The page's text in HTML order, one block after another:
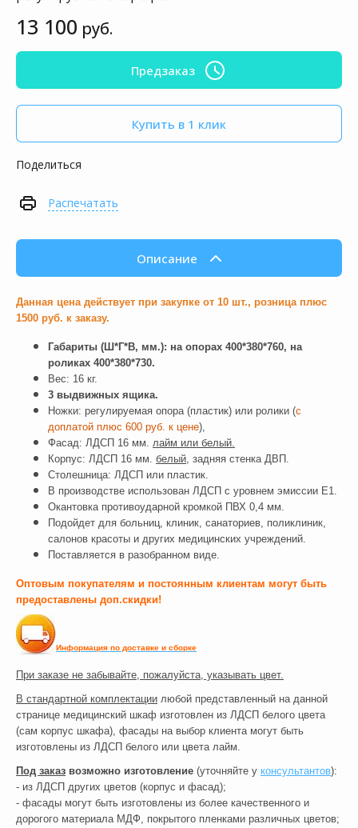
13 100 руб.
Предзаказ
Купить в 1 клик
Поделиться
Распечатать
Описание
Данная цена действует при закупке от 10 шт., розница плюс
1500 руб. к заказу.
Габариты (Ш*Г*В, мм.): на опорах 400*380*760, на
роликах 400*380*730.
Вес: 16 кг.
3 выдвижных ящика.
Ножки: регулируемая опора (пластик) или ролики (с
доплатой плюс 600 руб. к цене),
Фасад: ЛДСП 16 мм. лайм или белый.
Корпус: ЛДСП 16 мм. белый, задняя стенка ДВП.
Столешница: ЛДСП или пластик.
В производстве использован ЛДСП с уровнем эмиссии Е1.
Окантовка противоударной кромкой ПВХ 0,4 мм.
Подойдет для больниц, клиник, санаториев, поликлиник,
салонов красоты и других медицинских учреждений.
Поставляется в разобранном виде.
Оптовым покупателям и постоянным клиентам могут быть
предоставлены доп.скидки!
Информация по доставке и сборке
При заказе не забывайте, пожалуйста, указывать цвет.
В стандартной комплектации любой представленный на данной
странице медицинский шкаф изготовлен из ЛДСП белого цвета
(сам корпус шкафа), фасады на выбор клиента могут быть
изготовлены из ЛДСП белого или цвета лайм.
Под заказ возможно изготовление (уточняйте у консультантов):
- из ЛДСП других цветов (корпус и фасад);
- фасады могут быть изготовлены из более качественного и
дорогого материала МДФ, покрытого пленками различных цветов;